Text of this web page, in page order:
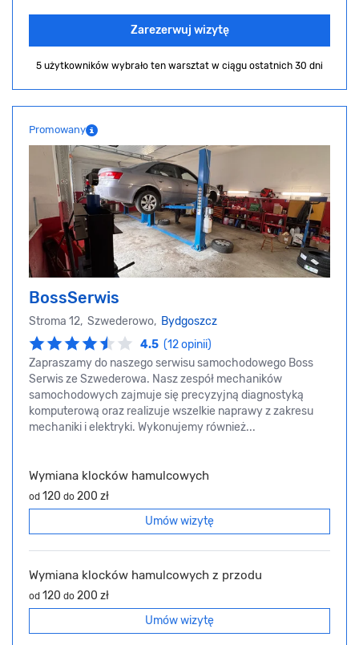
Zarezerwuj wizytę
5 użytkowników wybrało ten warsztat w ciągu ostatnich 30 dni
Promowany
BossSerwis
Stroma 12, Szwederowo, Bydgoszcz
4.5 (12 opinii)
Zapraszamy do naszego serwisu samochodowego Boss
Serwis ze Szwederowa. Nasz zespół mechaników
samochodowych zajmuje się precyzyjną diagnostyką
komputerową oraz realizuje wszelkie naprawy z zakresu
mechaniki i elektryki. Wykonujemy również...
Wymiana klocków hamulcowych
od 120 do 200 zł
Umów wizytę
Wymiana klocków hamulcowych z przodu
od 120 do 200 zł
Umów wizytę